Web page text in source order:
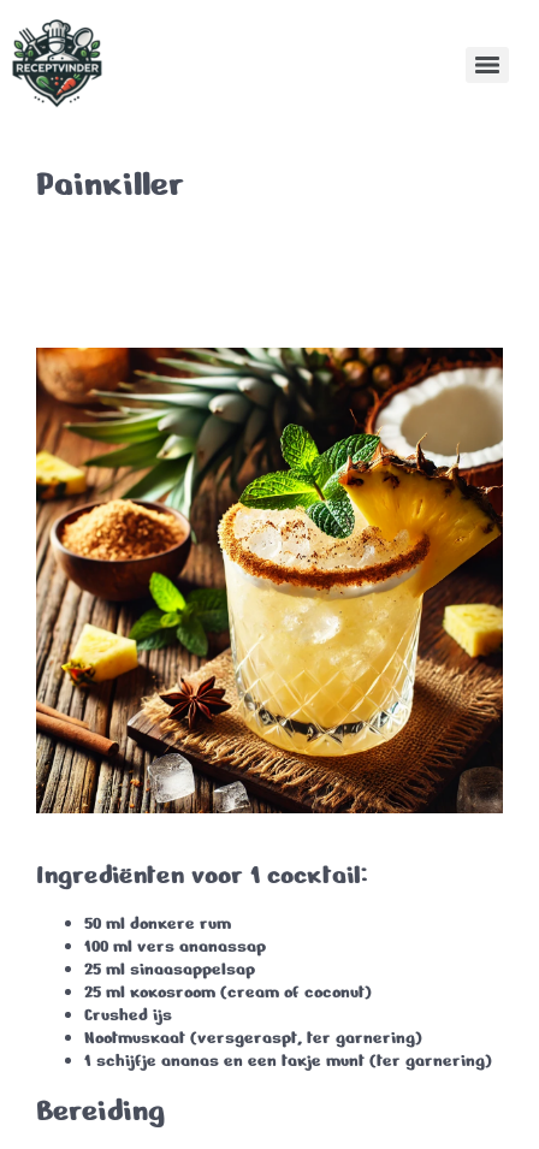
Painkiller
Ingrediënten voor 1 cocktail:
50 ml donkere rum
100 ml vers ananassap
25 ml sinaasappelsap
25 ml kokosroom (cream of coconut)
Crushed ijs
Nootmuskaat (versgeraspt, ter garnering)
1 schijfje ananas en een takje munt (ter garnering)
Bereiding